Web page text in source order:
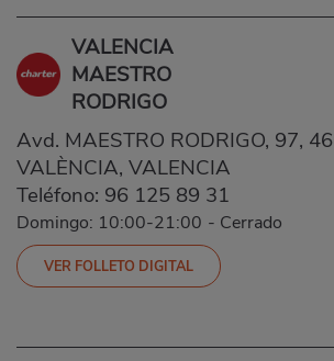
VALENCIA
MAESTRO
RODRIGO
Avd. MAESTRO RODRIGO, 97,
VALÈNCIA, VALENCIA
Teléfono: 96 125 89 31
Domingo: 10:00-21:00 - Cerrado
VER FOLLETO DIGITAL